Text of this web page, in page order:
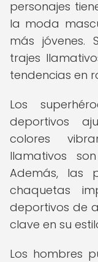
personajes
la moda
más jóvenes.
trajes
tendencias en
Los
deportivos
colores
llamativos
Además, las
chaquetas
deportivos de
clave en su
Los hombres